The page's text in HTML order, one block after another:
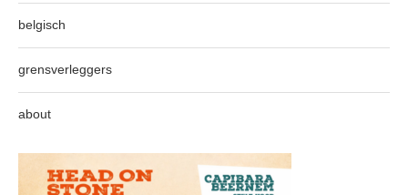
belgisch
grensverleggers
about